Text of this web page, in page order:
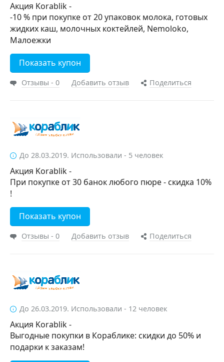
Акция Korablik -
-10 % при покупке от 20 упаковок молока, готовых
жидких каш, молочных коктейлей, Nemoloko,
Малоежки
Показать купон
Отзывы - 0 Добавить отзыв Поделиться
До 28.03.2019. Использовали - 5 человек
Акция Korablik -
При покупке от 30 банок любого пюре - скидка 10%
!
Показать купон
Отзывы - 0 Добавить отзыв Поделиться
До 26.03.2019. Использовали - 12 человек
Акция Korablik -
Выгодные покупки в Кораблике: скидки до 50% и
подарки к заказам!